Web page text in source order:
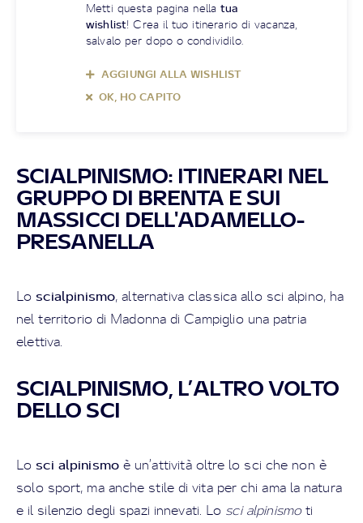
Metti questa pagina nellatua
wishlist! Crea il tuo itinerario di vacanza,
salvalo per dopo o condividilo.
AGGIUNGI ALLA WISHLIST
OK, HO CAPITO
SCIALPINISMO: ITINERARI NEL
GRUPPO DI BRENTA E SUI
MASSICCI DELL'ADAMELLO-
PRESANELLA
Lo scialpinismo, alternativa classica allo sci alpino, ha
nel territorio di Madonna di Campiglio una patria
elettiva.
SCIALPINISMO, L’ALTRO VOLTO
DELLO SCI
Lo sci alpinismo è un’attività oltre lo sci che non è
solo sport, ma anche stile di vita per chi ama la natura
e il silenzio degli spazi innevati. Lo sci alpinismoti